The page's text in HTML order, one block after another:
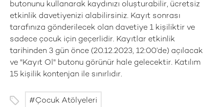
butonunu kullanarak kaydınızı oluşturabilir, ücretsiz
etkinlik davetiyenizi alabilirsiniz. Kayıt sonrası
tarafınıza gönderilecek olan davetiye 1 kişiliktir ve
sadece çocuk için geçerlidir. Kayıtlar etkinlik
tarihinden 3 gün önce (20.12.2023, 12:00’de) açılacak
ve "Kayıt Ol" butonu görünür hale gelecektir. Katılım
15 kişilik kontenjan ile sınırlıdır.
Çocuk Atölyeleri